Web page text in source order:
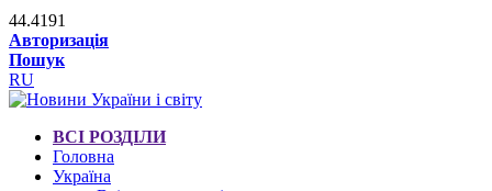
44.4191
Авторизація
Пошук
RU
ВСІ РОЗДІЛИ
Головна
Україна